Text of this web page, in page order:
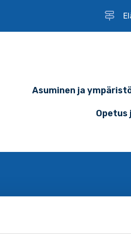
Asuminen ja
Opetus